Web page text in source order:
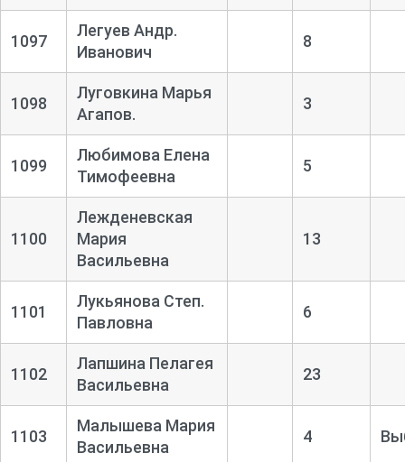
1097
Легуев Андр.
Иванович
8
1098
Луговкина Марья
Агапов.
3
1099
Любимова Елена
Тимофеевна
5
1100
Лежденевская
Мария
Васильевна
13
1101
Лукьянова Степ.
Павловна
6
1102
Лапшина Пелагея
Васильевна
23
1103
Малышева Мария
Васильевна
4